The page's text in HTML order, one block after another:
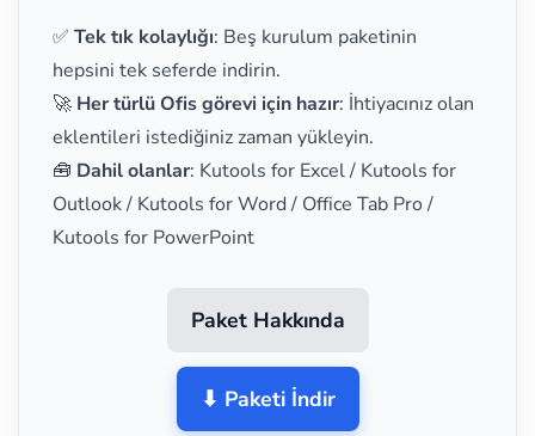
✅ Tek tık kolaylığı: Beş kurulum paketinin
hepsini tek seferde indirin.
🚀 Her türlü Ofis görevi için hazır: İhtiyacınız olan
eklentileri istediğiniz zaman yükleyin.
🧰 Dahil olanlar: Kutools for Excel / Kutools for
Outlook / Kutools for Word / Office Tab Pro /
Kutools for PowerPoint
Paket Hakkında
⬇ Paketi İndir